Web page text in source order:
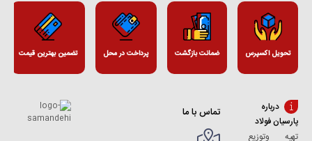
تحویل اکسپرس ضمانت بازگشت پرداخت در محل تضمین بهترین قیمت
درباره
پارسیان فولاد
تهیه وتوزیع
تماس با ما